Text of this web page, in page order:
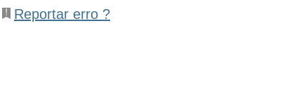
Reportar erro ?